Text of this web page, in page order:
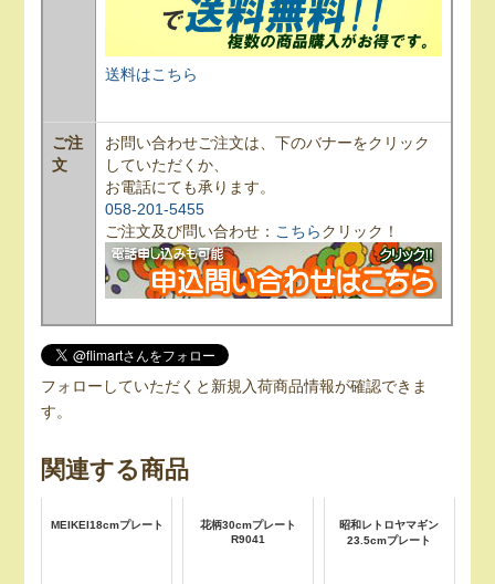
送料はこちら
ご注
文
お問い合わせご注文は、下のバナーをクリック
していただくか、
お電話にても承ります。
058-201-5455
ご注文及び問い合わせ： こちらクリック！
フォローしていただくと新規入荷商品情報が確認できま
す。
関連する商品
MEIKEI18cmプレート
花柄30cmプレート
R9041
昭和レトロヤマギン
23.5cmプレート